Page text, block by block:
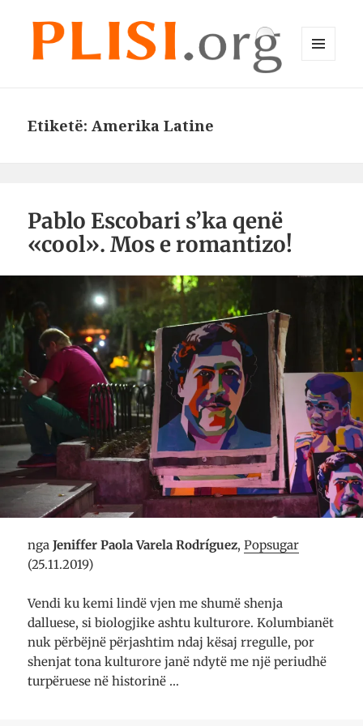
Etiketë:Amerika Latine
Pablo Escobari s’ka qenë
«cool». Mos e romantizo!
ngaJeniffer Paola Varela Rodríguez,Popsugar
(25.11.2019)
Vendi ku kemi lindë vjen me shumë shenja
dalluese, si biologjike ashtu kulturore. Kolumbianët
nuk përbëjnë përjashtim ndaj kësaj rre­gulle, por
shenjat tona kul­turore janë ndytë me një periudhë
tur­përuese në his­torinë …